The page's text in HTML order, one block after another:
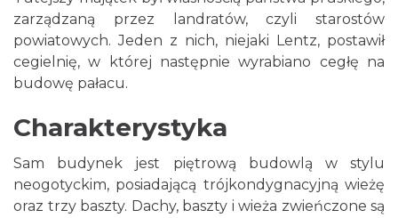
zarządzaną przez landratów, czyli starostów
powiatowych. Jeden z nich, niejaki Lentz, postawił
cegielnię, w której następnie wyrabiano cegłę na
budowę pałacu.
Charakterystyka
Sam budynek jest piętrową budowlą w stylu
neogotyckim, posiadającą trójkondygnacyjną wieżę
oraz trzy baszty. Dachy, baszty i wieża zwieńczone są